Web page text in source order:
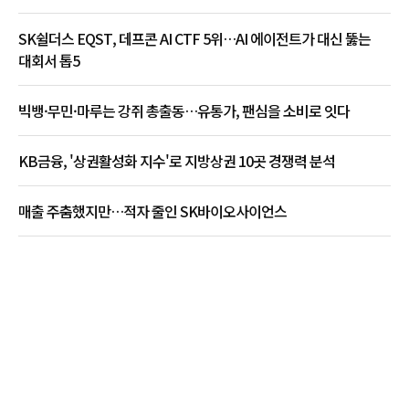
SK쉴더스 EQST, 데프콘 AI CTF 5위…AI 에이전트가 대신 뚫는
대회서 톱5
빅뱅·무민·마루는 강쥐 총출동…유통가, 팬심을 소비로 잇다
KB금융, '상권활성화 지수'로 지방상권 10곳 경쟁력 분석
매출 주춤했지만…적자 줄인 SK바이오사이언스